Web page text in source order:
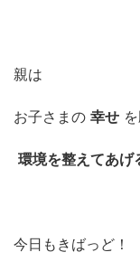
親は
お子さまの 幸せ
環境を整えてあげ
今日もきばっど！